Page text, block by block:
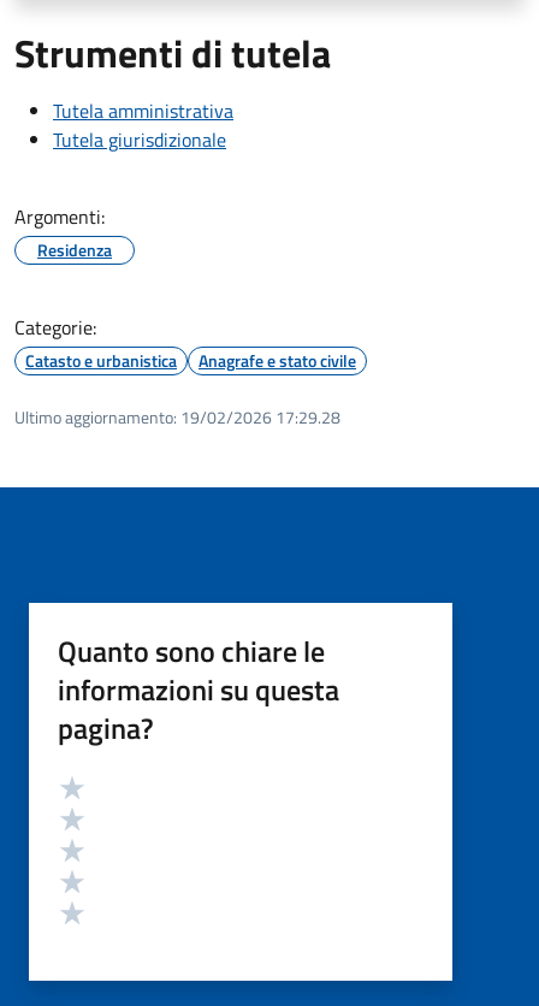
Strumenti di tutela
Tutela amministrativa
Tutela giurisdizionale
Argomenti:
Residenza
Categorie:
Catasto e urbanistica Anagrafe e stato civile
Ultimo aggiornamento: 19/02/2026 17:29.28
Quanto sono chiare le
informazioni su questa
pagina?
Valutazione